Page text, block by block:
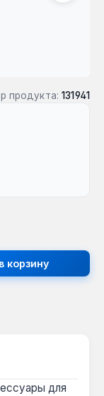
продукта: 131941
корзину
для